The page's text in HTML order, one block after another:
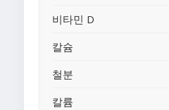
비타민 D
칼슘
철분
칼륨